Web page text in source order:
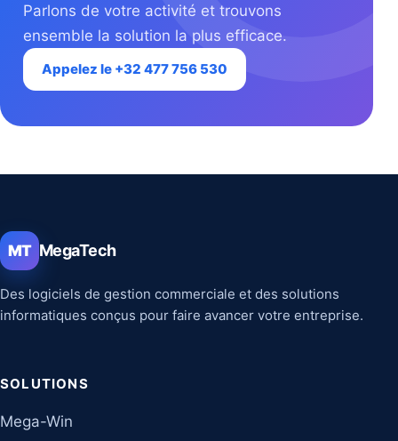
Parlons de votre activité et trouvons
ensemble la solution la plus efficace.
Appelez le +32 477 756 530
MT MegaTech
Des logiciels de gestion commerciale et des solutions
informatiques conçus pour faire avancer votre entreprise.
SOLUTIONS
Mega-Win